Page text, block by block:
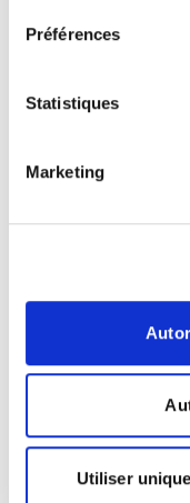
certains cookies
web seront toujours
Préférences
Statistiques
Marketing
Utiliser
Opérations corporate
Relations collectives
Restructurations et
Santé et sécurité au
Formation
En savoir plus
EXPÉRIENCE